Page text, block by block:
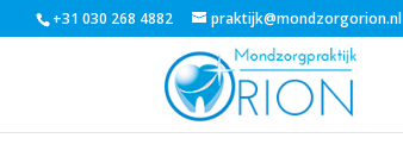
+31 030 268 4882 praktijk@mondzorgorion.nl